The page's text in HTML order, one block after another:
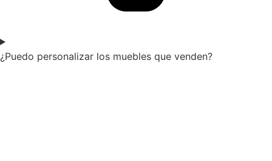
¿Puedo personalizar los muebles que venden?